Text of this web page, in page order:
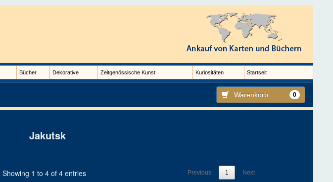
Bücher Dekorative Zeitgenössische Kunst Kuriositäten Startseit
Warenkorb 0
Jakutsk
Showing 1 to 4 of 4 entries Previous 1 Next